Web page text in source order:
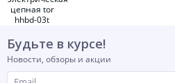
Будьте в курсе!
Новости, обзоры и акции